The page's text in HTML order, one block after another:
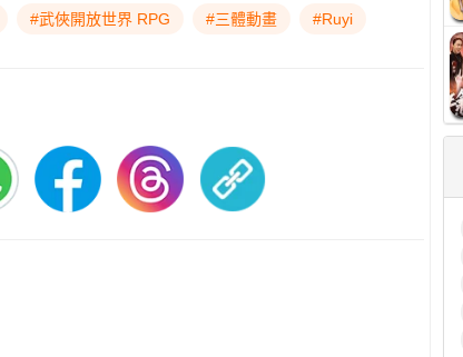
#武俠開放世界 RPG #三體動畫 #Ruyi